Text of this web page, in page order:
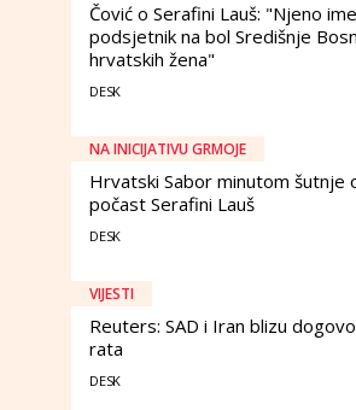
Čović o Serafini Lauš: "Njeno
podsjetnik na bol Središnje
hrvatskih žena"
DESK
NA INICIJATIVU GRMOJE
Hrvatski Sabor minutom šutnje
počast Serafini Lauš
DESK
VIJESTI
Reuters: SAD i Iran blizu
rata
DESK